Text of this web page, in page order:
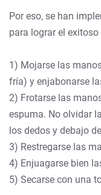
Por eso, se han
para lograr el
1) Mojarse las
fría) y enjabonarse
2) Frotarse las
espuma. No olvidar
los dedos y debajo
3) Restregarse las
4) Enjuagarse bien
5) Secarse con una